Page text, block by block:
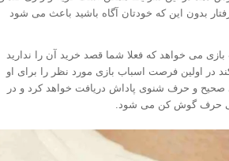
بدون این که خودتان آگاه باشید باعث می شود
می خواهد که فعلا شما قصد خرید آن را ندارید
در اولین فرصت اسباب بازی مورد نظر را برای او
صحیح و حرف شنوی پاداش دریافت خواهد کرد و در
حرف گوش کن می شود.